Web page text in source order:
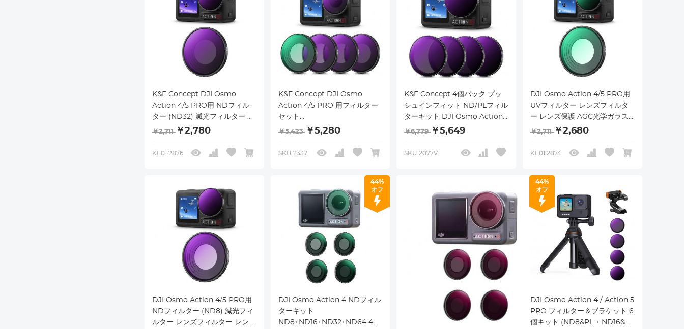
K&F Concept DJI Osmo
Action 4/5 PRO用 NDフィル
ター (ND32) 減光フィルター レ
ンズフィルター レンズ保護
テクトフィルタ 28層ナノコーテ
￥2,711￥2,780
KF01.2876
K&F Concept DJI Osmo
Action 4/5 PRO 用フィルター
セット
(CPL+ND8+ND16+ND32) ND
フィルター 偏光フィルター レン
調整 反射除去 28層ナノコーテ
ィング 撥水防汚 装着簡単
￥5,423￥5,280
SKU.2337
K&F Concept 4個パック プッ
シュインフィット ND/PLフィル
ターキット DJI Osmo Action
3/4/5 Pro対応、ND8/PL
ニュートラルデンシティ偏光 グ
￥6,779 ￥5,649
SKU.2077V1
DJI Osmo Action 4/5 PRO用
UVフィルター レンズフィルタ
ー レンズ保護 AGC光学ガラス
高透過率 プロテクトフィルター
グ 撥水防汚 装着簡単
￥2,711￥2,680
KF01.2874
DJI Osmo Action 4/5 PRO用
NDフィルター (ND8) 減光フィ
ルター レンズフィルター レンズ
44%
オフ
DJI Osmo Action 4 NDフィル
ターキット
ND8+ND16+ND32+ND64 4パ
44%
オフ
DJI Osmo Action 4 / Action 5
PRO フィルター＆ブラケット 6
個キット (ND8&PL + ND16&PL